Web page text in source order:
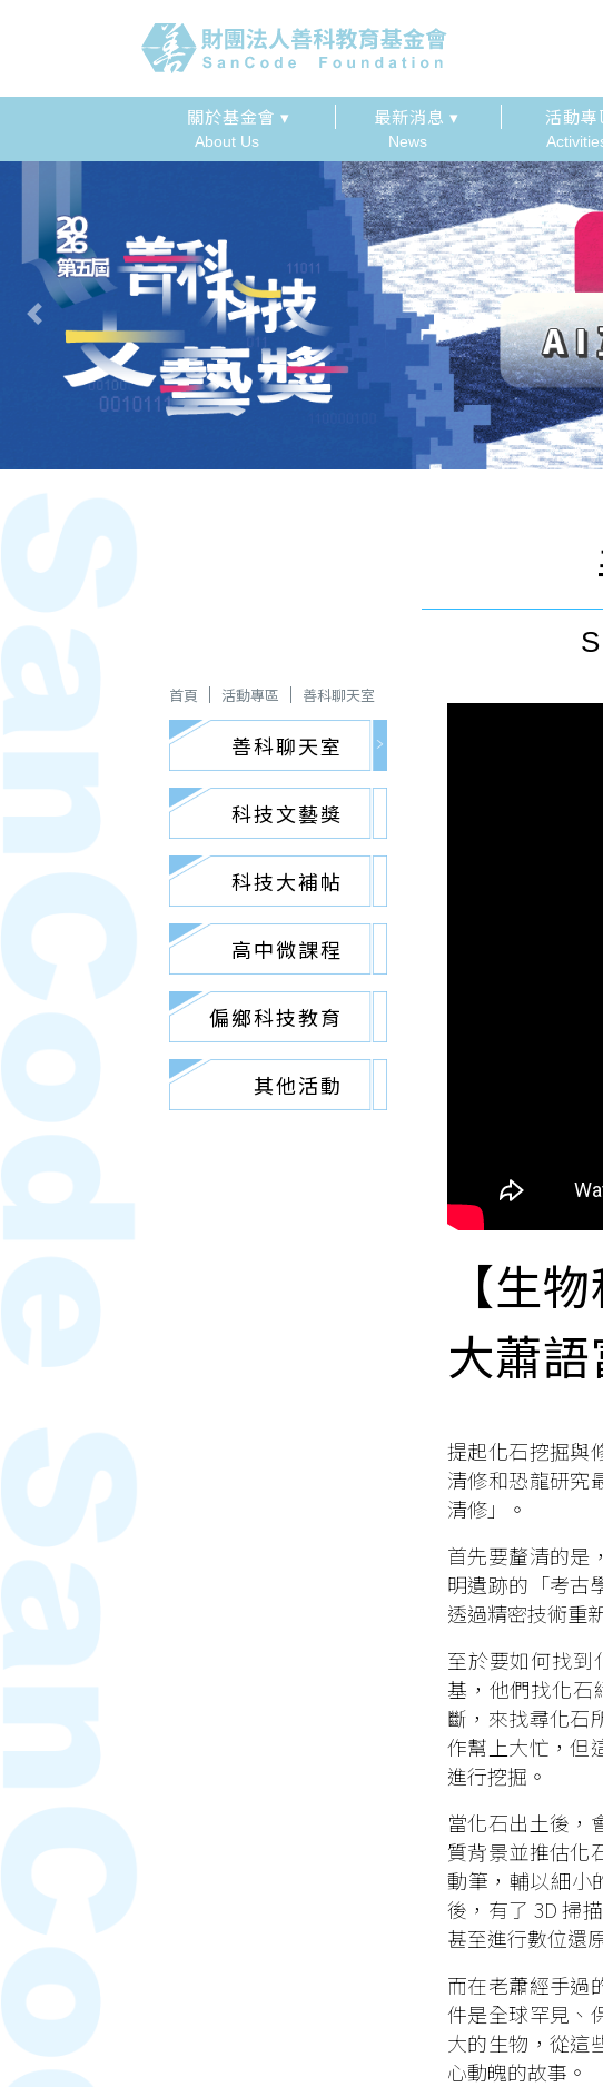
關於基金會 ▾
About Us
最新消息 ▾
News
活動專
Previous
首頁 活動專區 善科聊天室
善科聊天室
科技文藝獎
科技大補帖
高中微課程
偏鄉科技教育
其他活動
【生
大蕭
提起化石挖掘與
清修和恐龍研究
清修」。
首先要釐清的是
明遺跡的「考古
透過精密技術重
至於要如何找到
基，他們找化石
斷，來找尋化石
作幫上大忙，但
進行挖掘。
當化石出土後，
質背景並推估化
動筆，輔以細小
後，有了 3D 掃
甚至進行數位還
而在老蕭經手過
件是全球罕見、
大的生物，從這
心動魄的故事。